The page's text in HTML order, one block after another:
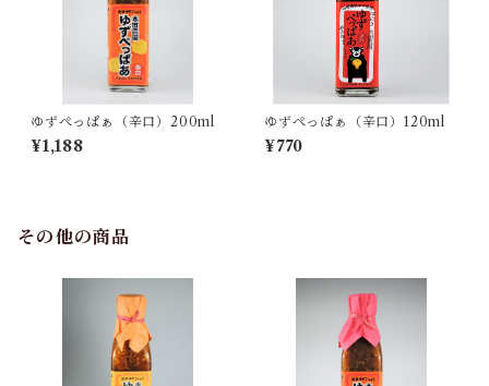
ゆずぺっぱぁ（辛口）200ml
¥1,188
ゆずぺっぱぁ（辛口）120ml
¥770
その他の商品